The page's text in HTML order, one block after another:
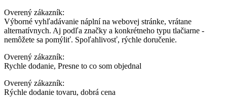
Overený zákazník:
Výborné vyhľadávanie náplní na webovej stránke, vrátane
alternatívnych. Aj podľa značky a konkrétneho typu tlačiarne -
nemôžete sa pomýliť. Spoľahlivosť, rýchle doručenie.
Overený zákazník:
Rychle dodanie, Presne to co som objednal
Overený zákazník:
Rýchle dodanie tovaru, dobrá cena